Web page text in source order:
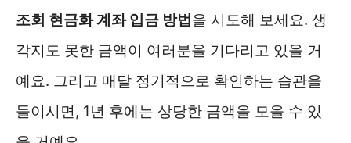
조회 현금화 계좌 입금 방법 을 시도해 보세요. 생
각지도 못한 금액이 여러분을 기다리고 있을 거
예요. 그리고 매달 정기적으로 확인하는 습관을
들이시면, 1년 후에는 상당한 금액을 모을 수 있